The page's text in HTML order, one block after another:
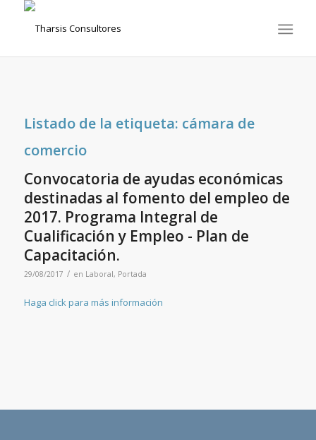
Listado de la etiqueta: cámara de
comercio
Convocatoria de ayudas económicas
destinadas al fomento del empleo de
2017. Programa Integral de
Cualificación y Empleo - Plan de
Capacitación.
29/08/2017 / en Laboral, Portada
Haga click para más información